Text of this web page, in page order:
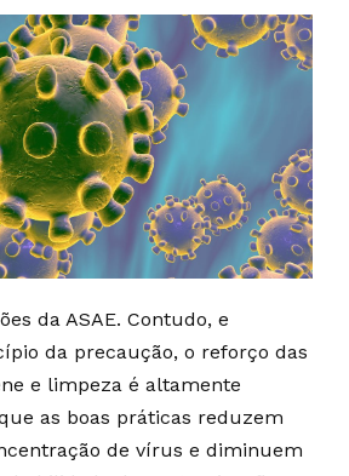
da ASAE. Contudo, e
da precaução, o reforço das
e limpeza é altamente
as boas práticas reduzem
de vírus e diminuem